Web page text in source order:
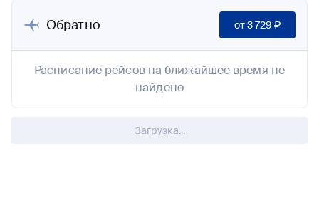
Обратно от3 729 ₽
Расписание рейсов на ближайшее время не
найдено
Загрузка...